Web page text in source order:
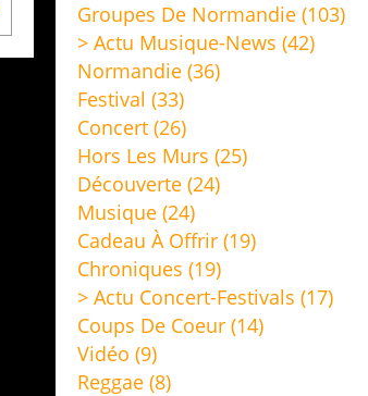
Groupes De Normandie (103)
> Actu Musique-News (42)
Normandie (36)
Festival (33)
Concert (26)
Hors Les Murs (25)
Découverte (24)
Musique (24)
Cadeau À Offrir (19)
Chroniques (19)
> Actu Concert-Festivals (17)
Coups De Coeur (14)
Vidéo (9)
Reggae (8)